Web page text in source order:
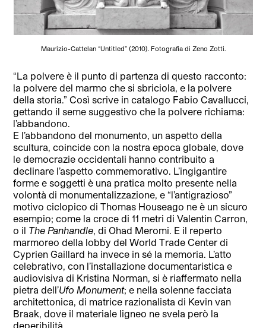
Maurizio-Cattelan “Untitled” (2010). Fotografia di Zeno Zotti.
“La polvere è il punto di partenza di questo racconto:
la polvere del marmo che si sbriciola, e la polvere
della storia.” Così scrive in catalogo Fabio Cavallucci,
gettando il seme suggestivo che la polvere richiama:
l’abbandono.
E l’abbandono del monumento, un aspetto della
scultura, coincide con la nostra epoca globale, dove
le democrazie occidentali hanno contribuito a
declinare l’aspetto commemorativo. L’ingigantire
forme e soggetti è una pratica molto presente nella
volontà di monumentalizzazione, e “l’antigrazioso”
motivo ciclopico di Thomas Houseago ne è un sicuro
esempio; come la croce di 11 metri di Valentin Carron,
o il The Panhandle, di Ohad Meromi. E il reperto
marmoreo della lobby del World Trade Center di
Cyprien Gaillard ha invece in sé la memoria. L’atto
celebrativo, con l’installazione documentaristica e
audiovisiva di Kristina Norman, si è riaffermato nella
pietra dell’Ufo Monument; e nella solenne facciata
architettonica, di matrice razionalista di Kevin van
Braak, dove il materiale ligneo ne svela però la
deperibilità.